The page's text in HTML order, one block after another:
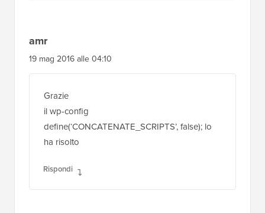
amr
19 mag 2016 alle 04:10
Grazie
il wp-config
define(‘CONCATENATE_SCRIPTS’, false); lo
ha risolto
Rispondi